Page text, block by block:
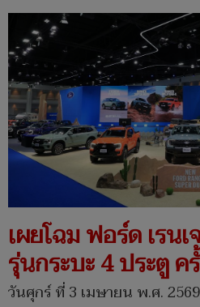
เผยโฉม ฟอร์ด เรน
รุ่นกระบะ 4 ประตู ค
วันศุกร์ ที่ 3 เมษายน พ.ศ.